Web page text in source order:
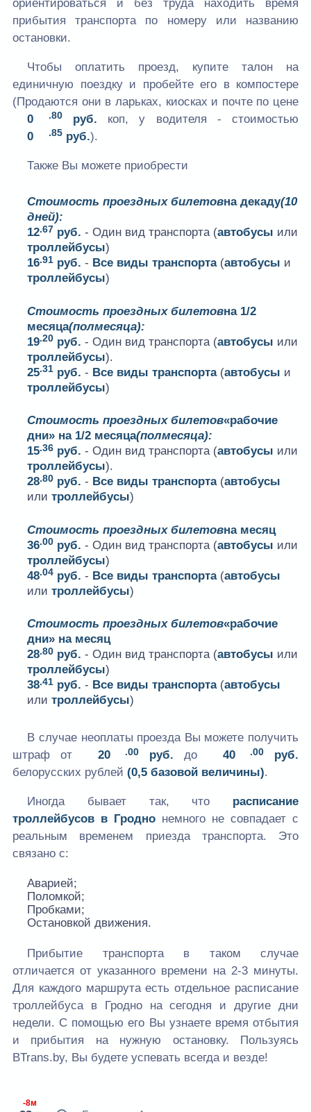
ориентироваться и без труда находить время
прибытия транспорта по номеру или названию
остановки.
Чтобы оплатить проезд, купите талон на
единичную поездку и пробейте его в компостере
(Продаются они в ларьках, киосках и почте по цене
0
.80руб. коп, у водителя - стоимостью
0
.85руб.).
Также Вы можете приобрести
Стоимость проездных билетовна декаду(10
дней):
12.67 руб. - Один вид транспорта (автобусы или
троллейбусы)
16.91 руб. - Все виды транспорта(автобусы и
троллейбусы)
Стоимость проездных билетовна 1/2
месяца(полмесяца):
19.20 руб. - Один вид транспорта (автобусы или
троллейбусы).
25.31 руб. - Все виды транспорта(автобусы и
троллейбусы)
Стоимость проездных билетов«рабочие
дни» на 1/2 месяца(полмесяца):
15.36 руб. - Один вид транспорта (автобусы или
троллейбусы).
28.80 руб. - Все виды транспорта(автобусы
илитроллейбусы)
Стоимость проездных билетовна месяц
36.00 руб. - Один вид транспорта (автобусы или
троллейбусы)
48.04 руб. - Все виды транспорта(автобусы
илитроллейбусы)
Стоимость проездных билетов«рабочие
дни» на месяц
28.80 руб. - Один вид транспорта (автобусы или
троллейбусы)
38.41 руб. - Все виды транспорта(автобусы
илитроллейбусы)
В случае неоплаты проезда Вы можете получить
штраф от
20 .00руб. до 40 .00руб.
белорусских рублей (0,5 базовой величины).
Иногда бывает так, что расписание
троллейбусов в Гродно немного не совпадает с
реальным временем приезда транспорта. Это
связано с:
Аварией;
Поломкой;
Пробками;
Остановкой движения.
Прибытие транспорта в таком случае
отличается от указанного времени на 2-3 минуты.
Для каждого маршрута есть отдельное расписание
троллейбуса в Гродно на сегодня и другие дни
недели. С помощью его Вы узнаете время отбытия
и прибытия на нужную остановку. Пользуясь
BTrans.by, Вы будете успевать всегда и везде!
-8м